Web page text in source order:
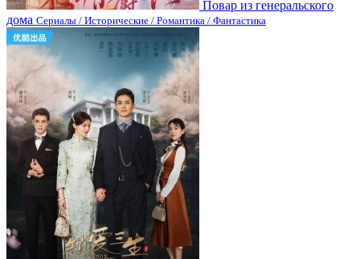
Повар из генеральского
дома Сериалы / Исторические / Романтика / Фантастика